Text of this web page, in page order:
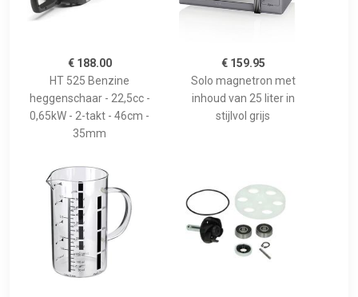
€ 188.00
HT 525 Benzine
heggenschaar - 22,5cc -
0,65kW - 2-takt - 46cm -
35mm
€ 159.95
Solo magnetron met
inhoud van 25 liter in
stijlvol grijs